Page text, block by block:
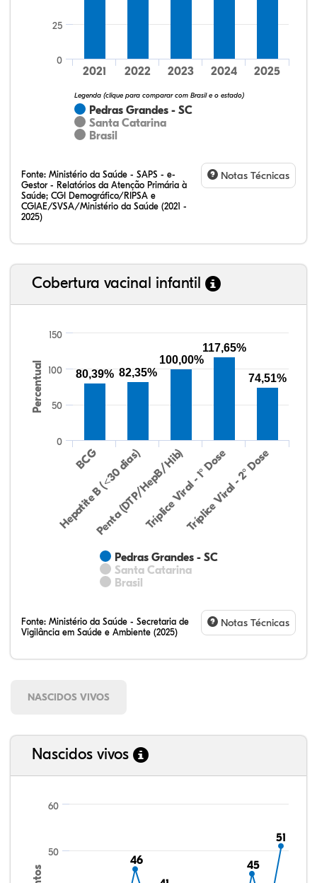
Pedras Grandes - SC
Santa Catarina
Brasil
Legenda (clique para comparar com Brasil e o estado)
2021 2022 2023 2024 2025
0
25
Fonte: Ministério da Saúde - SAPS - e-
Gestor - Relatórios da Atenção Primária à
Saúde; CGI Demográfico/RIPSA e
CGIAE/SVSA/Ministério da Saúde (2021 -
2025)
Notas Técnicas
Cobertura vacinal infantil
Percentual
Pedras Grandes - SC
Santa Catarina
Brasil
BCG
Hepatite B (<30 dias)
Penta (DTP/HepB/Hib)Tríplice Viral - 1° Dose
Tríplice Viral - 2° Dose
0
50
100
150
80,39% 82,35%
100,00%
117,65%
74,51%
Fonte: Ministério da Saúde - Secretaria de
Vigilância em Saúde e Ambiente (2025)
Notas Técnicas
NASCIDOS VIVOS
Nascidos vivos
46
46
45
45
51
51
50
60
72,73%
11,36%
0,00%
11,36%
4,55%
0,00%
32,28%
12,07%
0,23%
51,73%
2,94%
0,75%